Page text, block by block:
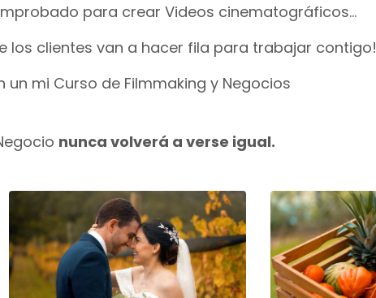
para crear Videos cinematográficos...
los clientes van a hacer fila para trabajar contigo!
mi Curso de Filmmaking y Negocios
nunca volverá a verse igual.